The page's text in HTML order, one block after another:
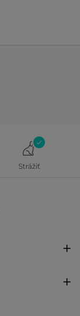
Strážiť